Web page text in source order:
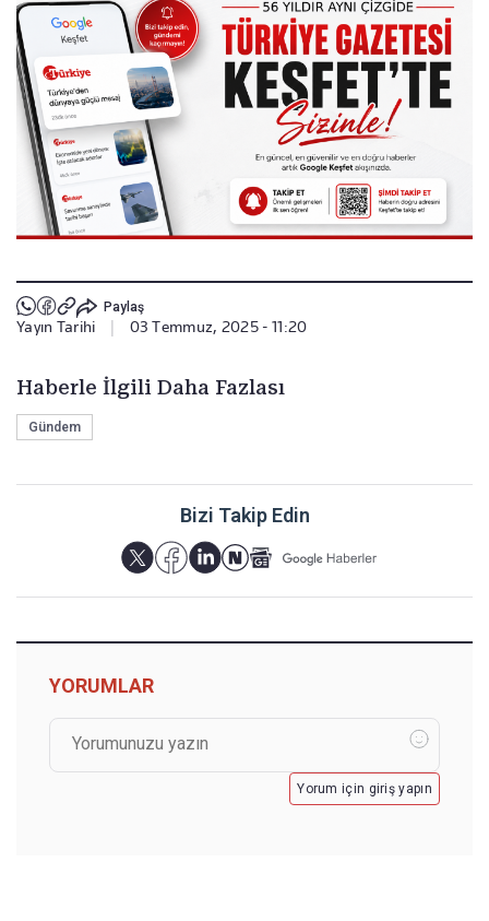
Paylaş
Yayın Tarihi 03 Temmuz, 2025 - 11:20
Haberle İlgili Daha Fazlası
Gündem
Bizi Takip Edin
YORUMLAR
Yorum için giriş yapın